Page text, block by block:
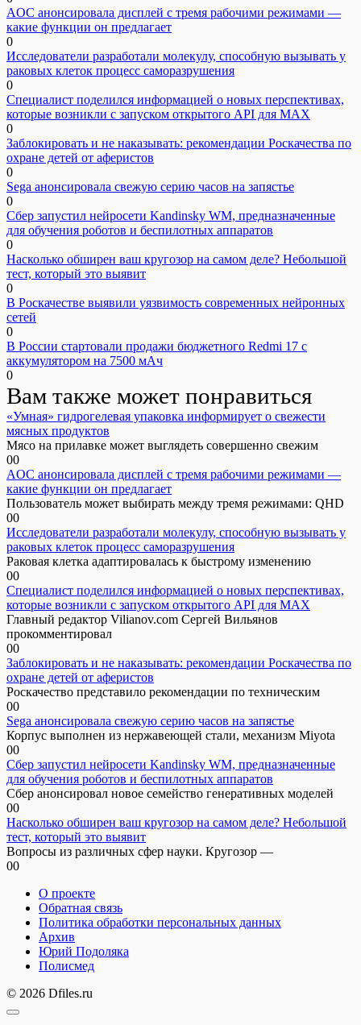
AOC анонсировала дисплей с тремя рабочими режимами —
какие функции он предлагает
0
Исследователи разработали молекулу, способную вызывать у
раковых клеток процесс саморазрушения
0
Специалист поделился информацией о новых перспективах,
которые возникли с запуском открытого API для МАХ
0
Заблокировать и не наказывать: рекомендации Роскачества по
охране детей от аферистов
0
Sega анонсировала свежую серию часов на запястье
0
Сбер запустил нейросети Kandinsky WM, предназначенные
для обучения роботов и беспилотных аппаратов
0
Насколько обширен ваш кругозор на самом деле? Небольшой
тест, который это выявит
0
В Роскачестве выявили уязвимость современных нейронных
сетей
0
В России стартовали продажи бюджетного Redmi 17 с
аккумулятором на 7500 мАч
0
Вам также может понравиться
«Умная» гидрогелевая упаковка информирует о свежести
мясных продуктов
Мясо на прилавке может выглядеть совершенно свежим
00
AOC анонсировала дисплей с тремя рабочими режимами —
какие функции он предлагает
Пользователь может выбирать между тремя режимами: QHD
00
Исследователи разработали молекулу, способную вызывать у
раковых клеток процесс саморазрушения
Раковая клетка адаптировалась к быстрому изменению
00
Специалист поделился информацией о новых перспективах,
которые возникли с запуском открытого API для МАХ
Главный редактор Vilianov.com Сергей Вильянов
прокомментировал
00
Заблокировать и не наказывать: рекомендации Роскачества по
охране детей от аферистов
Роскачество представило рекомендации по техническим
00
Sega анонсировала свежую серию часов на запястье
Корпус выполнен из нержавеющей стали, механизм Miyota
00
Сбер запустил нейросети Kandinsky WM, предназначенные
для обучения роботов и беспилотных аппаратов
Сбер анонсировал новое семейство генеративных моделей
00
Насколько обширен ваш кругозор на самом деле? Небольшой
тест, который это выявит
Вопросы из различных сфер науки. Кругозор —
00
О проекте
Обратная связь
Политика обработки персональных данных
Архив
Юрий Подоляка
Полисмед
© 2026 Dfiles.ru